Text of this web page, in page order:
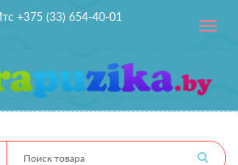
+375 (33) 654-40-01
Toggle